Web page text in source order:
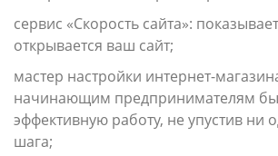
сервис «Скорость сайта»:
открывается ваш сайт;
мастер настройки интернет-
начинающим предпринимателям
эффективную работу, не упустив ни
шага;